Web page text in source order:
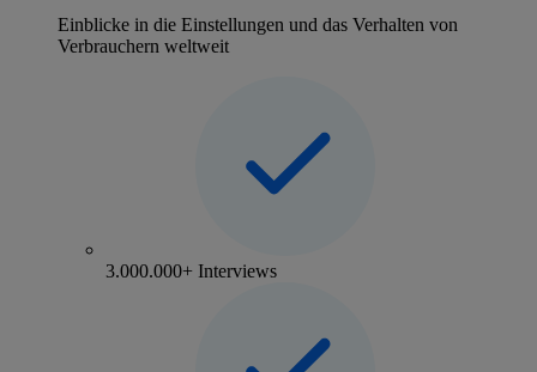
Einblicke in die Einstellungen und das Verhalten von
Verbrauchern weltweit
3.000.000+ Interviews